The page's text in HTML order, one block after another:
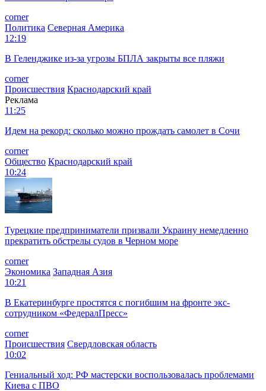
corner
Политика Северная Америка
12:19
В Геленджике из-за угрозы БПЛА закрыты все пляжи
corner
Происшествия Краснодарский край
Реклама
11:25
Идем на рекорд: сколько можно прождать самолет в Сочи
corner
Общество Краснодарский край
10:24
Турецкие предприниматели призвали Украину немедленно
прекратить обстрелы судов в Черном море
corner
Экономика Западная Азия
10:21
В Екатеринбурге простятся с погибшим на фронте экс-
сотрудником «ФедералПресс»
corner
Происшествия Свердловская область
10:02
Гениальный ход: РФ мастерски воспользовалась проблемами
Киева с ПВО